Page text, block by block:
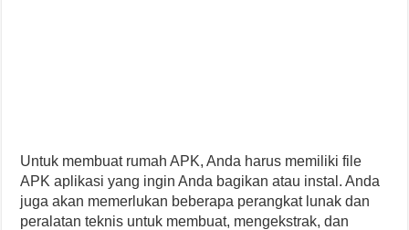
Untuk membuat rumah APK, Anda harus memiliki file
APK aplikasi yang ingin Anda bagikan atau instal. Anda
juga akan memerlukan beberapa perangkat lunak dan
peralatan teknis untuk membuat, mengekstrak, dan